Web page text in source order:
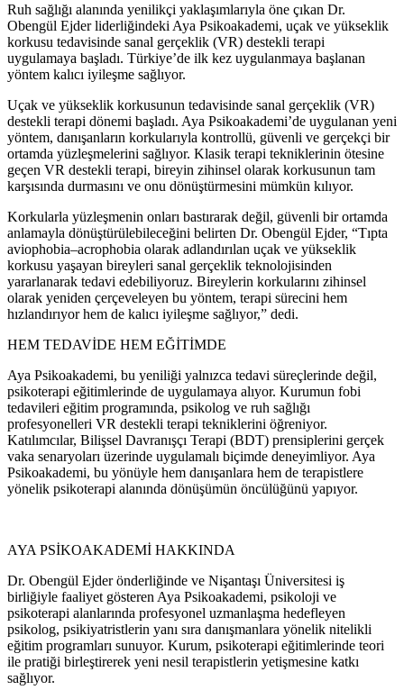
Ruh sağlığı alanında yenilikçi yaklaşımlarıyla öne çıkan Dr.
Obengül Ejder liderliğindeki Aya Psikoakademi, uçak ve yükseklik
korkusu tedavisinde sanal gerçeklik (VR) destekli terapi
uygulamaya başladı. Türkiye’de ilk kez uygulanmaya başlanan
yöntem kalıcı iyileşme sağlıyor.
Uçak ve yükseklik korkusunun tedavisinde sanal gerçeklik (VR)
destekli terapi dönemi başladı. Aya Psikoakademi’de uygulanan yeni
yöntem, danışanların korkularıyla kontrollü, güvenli ve gerçekçi bir
ortamda yüzleşmelerini sağlıyor. Klasik terapi tekniklerinin ötesine
geçen VR destekli terapi, bireyin zihinsel olarak korkusunun tam
karşısında durmasını ve onu dönüştürmesini mümkün kılıyor.
Korkularla yüzleşmenin onları bastırarak değil, güvenli bir ortamda
anlamayla dönüştürülebileceğini belirten Dr. Obengül Ejder, “Tıpta
aviophobia–acrophobia olarak adlandırılan uçak ve yükseklik
korkusu yaşayan bireyleri sanal gerçeklik teknolojisinden
yararlanarak tedavi edebiliyoruz. Bireylerin korkularını zihinsel
olarak yeniden çerçeveleyen bu yöntem, terapi sürecini hem
hızlandırıyor hem de kalıcı iyileşme sağlıyor,” dedi.
HEM TEDAVİDE HEM EĞİTİMDE
Aya Psikoakademi, bu yeniliği yalnızca tedavi süreçlerinde değil,
psikoterapi eğitimlerinde de uygulamaya alıyor. Kurumun fobi
tedavileri eğitim programında, psikolog ve ruh sağlığı
profesyonelleri VR destekli terapi tekniklerini öğreniyor.
Katılımcılar, Bilişsel Davranışçı Terapi (BDT) prensiplerini gerçek
vaka senaryoları üzerinde uygulamalı biçimde deneyimliyor. Aya
Psikoakademi, bu yönüyle hem danışanlara hem de terapistlere
yönelik psikoterapi alanında dönüşümün öncülüğünü yapıyor.
AYA PSİKOAKADEMİ HAKKINDA
Dr. Obengül Ejder önderliğinde ve Nişantaşı Üniversitesi iş
birliğiyle faaliyet gösteren Aya Psikoakademi, psikoloji ve
psikoterapi alanlarında profesyonel uzmanlaşma hedefleyen
psikolog, psikiyatristlerin yanı sıra danışmanlara yönelik nitelikli
eğitim programları sunuyor. Kurum, psikoterapi eğitimlerinde teori
ile pratiği birleştirerek yeni nesil terapistlerin yetişmesine katkı
sağlıyor.